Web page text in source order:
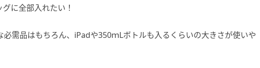
に全部入れたい！
必需品はもちろん、iPadや350ｍLボトルも入るくらいの大きさが使いや